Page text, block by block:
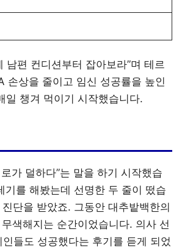
편 컨디션부터 잡아보라”며 테르
손상을 줄이고 임신 성공률을 높인
일 챙겨 먹이기 시작했습니다.
가 덜하다”는 말을 하기 시작했습
를 해봤는데 선명한 두 줄이 떴습
단을 받았죠. 그동안 대추밭백한의
색해지는 순간이었습니다. 의사 선
들도 성공했다는 후기를 듣게 되었